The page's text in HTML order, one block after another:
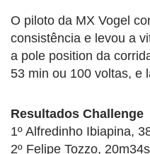
O piloto da MX Vogel
consistência e levou a
a pole position da
53 min ou 100 voltas, e
Resultados Challenge
1º Alfredinho Ibiapina,
2º Felipe Tozzo,